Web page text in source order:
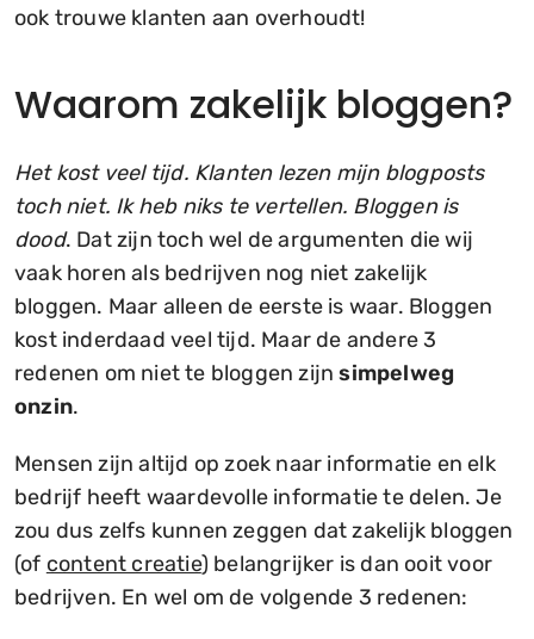
ook trouwe klanten aan overhoudt!
Waarom zakelijk bloggen?
Het kost veel tijd. Klanten lezen mijn blogposts
toch niet. Ik heb niks te vertellen. Bloggen is
dood. Dat zijn toch wel de argumenten die wij
vaak horen als bedrijven nog niet zakelijk
bloggen. Maar alleen de eerste is waar. Bloggen
kost inderdaad veel tijd. Maar de andere 3
redenen om niet te bloggen zijnsimpelweg
onzin.
Mensen zijn altijd op zoek naar informatie en elk
bedrijf heeft waardevolle informatie te delen. Je
zou dus zelfs kunnen zeggen dat zakelijk bloggen
(of content creatie) belangrijker is dan ooit voor
bedrijven. En wel om de volgende 3 redenen: